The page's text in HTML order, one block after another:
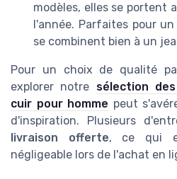
modèles, elles se portent
l'année. Parfaites pour
se combinent bien à un
Pour un choix de qualité
explorer notre sélection
cuir pour homme peut
d'inspiration. Plusieurs
livraison offerte, ce qui
négligeable lors de l'achat en